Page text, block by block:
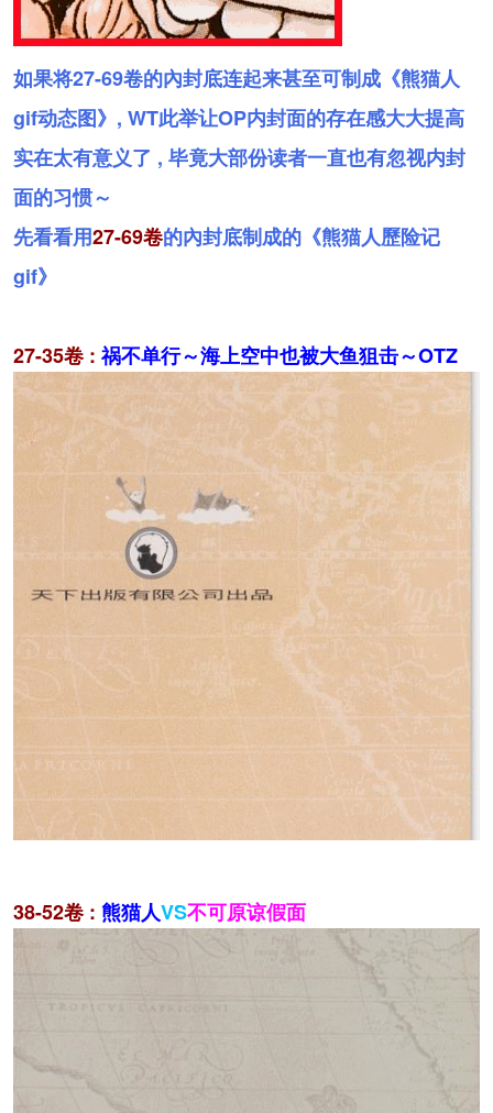
如果将27-69卷的內封底连起来甚至可制成《熊猫人
gif动态图》, WT此举让OP内封面的存在感大大提高
实在太有意义了 , 毕竟大部份读者一直也有忽视内封
面的习惯～
先看看用27-69卷的內封底制成的《熊猫人歷险记
gif》
27-35卷 : 祸不单行～海上空中也被大鱼狙击～OTZ
38-52卷 : 熊猫人VS不可原谅假面